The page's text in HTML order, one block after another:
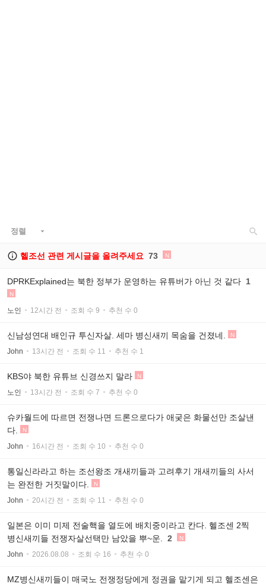
정렬  
 헬조선 관련 게시글을 올려주세요 73 N
DPRKExplained는 북한 정부가 운영하는 유튜버가 아닌 것 같다 1
N
노인 12시간 전 조회 수 9 추천 수 0
신남성연대 배인규 투신자살. 세마 병신새끼 목숨을 건졌네. N
John 13시간 전 조회 수 11 추천 수 1
KBS야 북한 유튜브 신경쓰지 말라 N
노인 13시간 전 조회 수 7 추천 수 0
슈카월드에 따르면 전쟁나면 드론으로다가 애궂은 화물선만 조살낸
다.
N
John 16시간 전 조회 수 10 추천 수 0
통일신라라고 하는 조선왕조 개새끼들과 고려후기 개새끼들의 사서
는 완전한 거짓말이다.
N
John 20시간 전 조회 수 11 추천 수 0
일본은 이미 미제 전술핵을 열도에 배치중이라고 칸다. 헬조센 2찍
병신새끼들 전쟁자살선택만 남았을 뿌~운.
2 N
John 2026.08.08 조회 수 16 추천 수 0
MZ병신새끼들이 매국노 전쟁정당에게 정권을 맡기게 되고 헬조센은